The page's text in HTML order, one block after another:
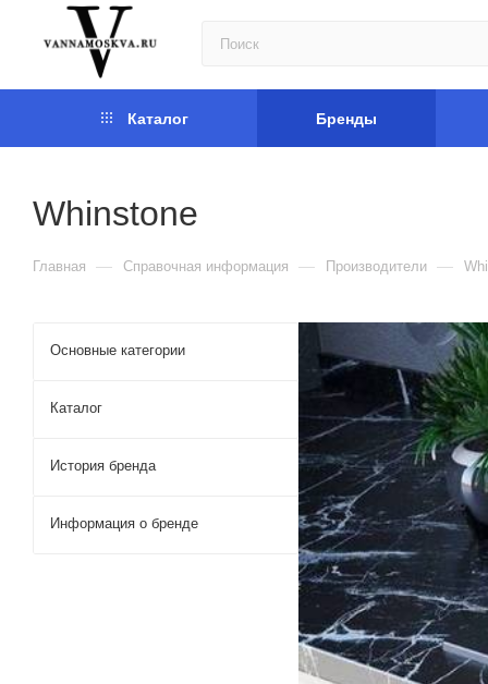
Каталог Бренды
Whinstone
Главная — Справочная информация — Производители —
Основные категории
Каталог
История бренда
Информация о бренде